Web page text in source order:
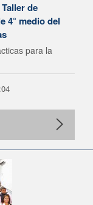
de
4° medio del
para la